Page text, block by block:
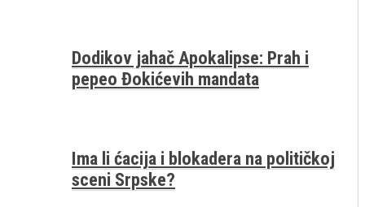
Dodikov jahač Apokalipse: Prah i
pepeo Đokićevih mandata
Ima li ćacija i blokadera na političkoj
sceni Srpske?